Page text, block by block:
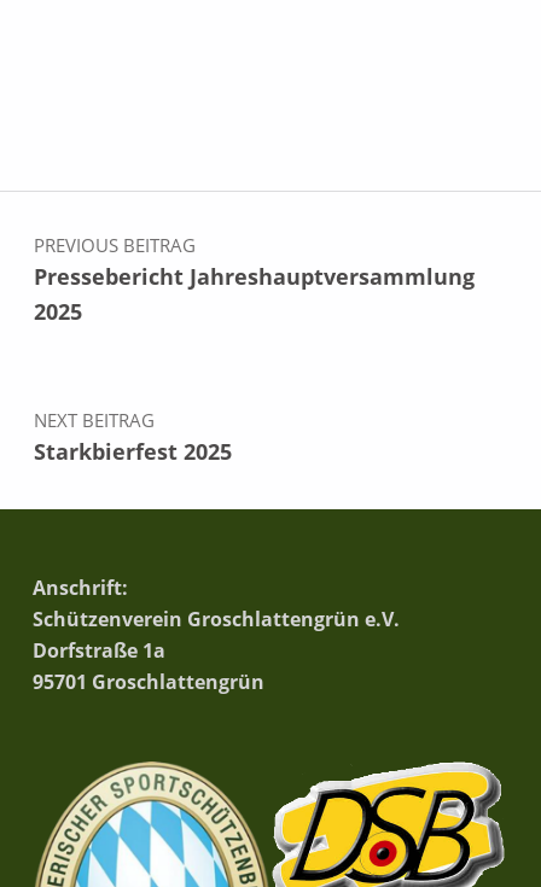
Beitragsnavigation
PREVIOUS BEITRAG
Pressebericht Jahreshauptversammlung
2025
NEXT BEITRAG
Starkbierfest 2025
Anschrift:
Schützenverein Groschlattengrün e.V.
Dorfstraße 1a
95701 Groschlattengrün